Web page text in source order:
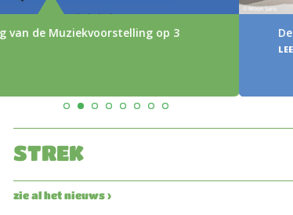
De nieuwe trailer van (N)iets aan
STREK
zie al het nieuws ›